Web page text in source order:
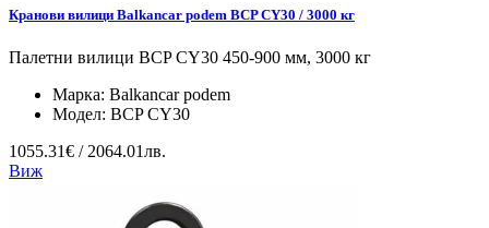
Кранови вилици Balkancar podem BCP CY30 / 3000 кг
Палетни вилици BCP CY30 450-900 мм, 3000 кг
Марка: Balkancar podem
Модел: BCP CY30
1055.31€ / 2064.01лв.
Виж